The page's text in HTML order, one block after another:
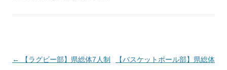
投
←
【ラグビー部】県総体7人制
【バスケットボール部】県総体